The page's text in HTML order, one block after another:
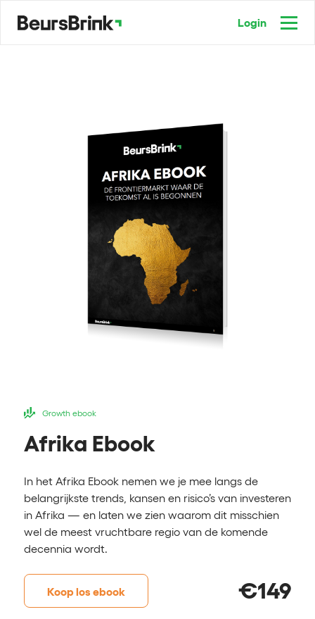
Login
Growth ebook
Afrika Ebook
In het Afrika Ebook nemen we je mee langs de
belangrijkste trends, kansen en risico’s van investeren
in Afrika — en laten we zien waarom dit misschien
wel de meest vruchtbare regio van de komende
decennia wordt.
Koop los ebook €149